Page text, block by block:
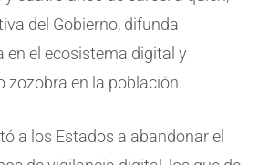
del Gobierno, difunda
el ecosistema digital y
zozobra en la población.
a los Estados a abandonar el